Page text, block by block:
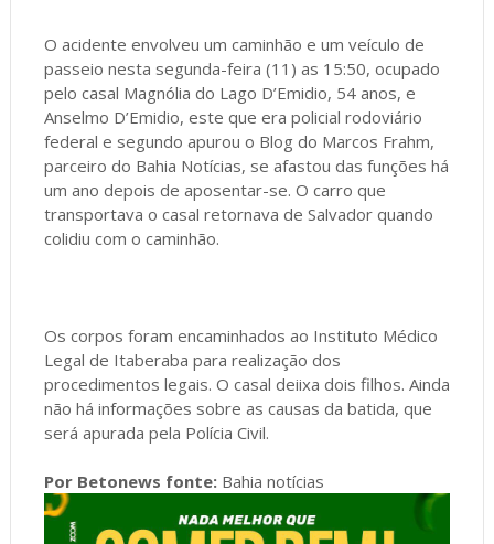
O acidente envolveu um caminhão e um veículo de
passeio nesta segunda-feira (11) as 15:50, ocupado
pelo casal Magnólia do Lago D’Emidio, 54 anos, e
Anselmo D’Emidio, este que era policial rodoviário
federal e segundo apurou o Blog do Marcos Frahm,
parceiro do Bahia Notícias, se afastou das funções há
um ano depois de aposentar-se. O carro que
transportava o casal retornava de Salvador quando
colidiu com o caminhão.
Os corpos foram encaminhados ao Instituto Médico
Legal de Itaberaba para realização dos
procedimentos legais. O casal deiixa dois filhos. Ainda
não há informações sobre as causas da batida, que
será apurada pela Polícia Civil.
Por Betonews fonte:Bahia notícias